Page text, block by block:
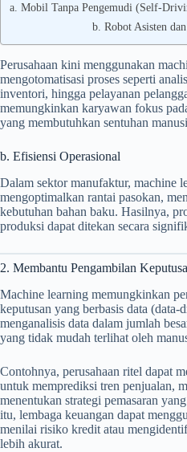
a. Mobil Tanpa Pengemudi (Self-
b. Robot Asisten
Perusahaan kini menggunakan
mengotomatisasi proses seperti
inventori, hingga pelayanan
memungkinkan karyawan fokus
yang membutuhkan sentuhan
b. Efisiensi Operasional
Dalam sektor manufaktur, machine
mengoptimalkan rantai pasokan,
kebutuhan bahan baku. Hasilnya,
produksi dapat ditekan secara
2. Membantu Pengambilan
Machine learning memungkinkan
keputusan yang berbasis data
menganalisis data dalam jumlah
yang tidak mudah terlihat oleh
Contohnya, perusahaan ritel dapat
untuk memprediksi tren penjualan,
menentukan strategi pemasaran
itu, lembaga keuangan dapat
menilai risiko kredit atau
lebih akurat.